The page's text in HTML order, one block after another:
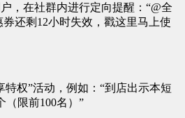
，在社群内进行定向提醒：“@全
还剩12小时失效，戳这里马上使
特权”活动，例如：“到店出示本短
（限前100名）”